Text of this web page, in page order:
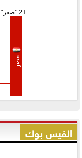
21
صفر
مصر
الفيس بوك